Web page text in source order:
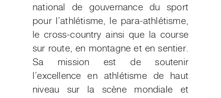
national de gouvernance du sport
pour l’athlétisme, le para-athlétisme,
le cross-country ainsi que la course
sur route, en montagne et en sentier.
Sa mission est de soutenir
l’excellence en athlétisme de haut
niveau sur la scène mondiale et